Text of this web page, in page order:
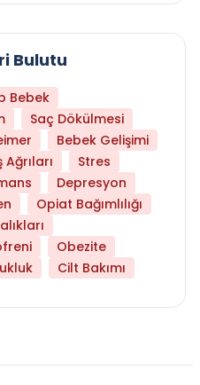
Bulutu
Bebek
Saç Dökülmesi
Bebek Gelişimi
Ağrıları
Stres
Depresyon
Opiat Bağımlılığı
Obezite
Cilt Bakımı